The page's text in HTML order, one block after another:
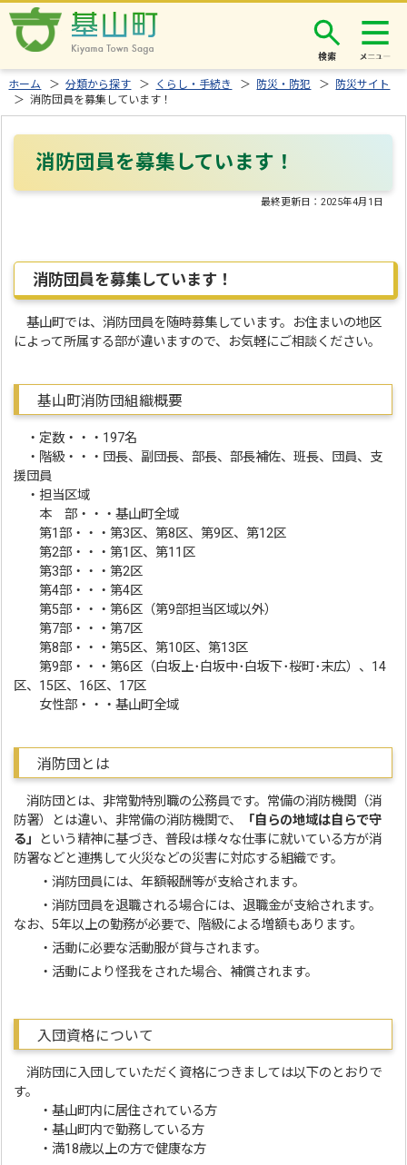
検索
ホーム ＞分類から探す ＞ くらし・手続き ＞ 防災・防犯 ＞
防災サイト
＞ 消防団員を募集しています！
消防団員を募集しています！
最終更新日：2025年4月1日
消防団員を募集しています！
基山町では、消防団員を随時募集しています。お住まいの地区
によって所属する部が違いますので、お気軽にご相談ください。
基山町消防団組織概要
・定数・・・197名
・階級・・・団長、副団長、部長、部長補佐、班長、団員、支
援団員
・担当区域
本 部・・・基山町全域
第1部・・・第3区、第8区、第9区、第12区
第2部・・・第1区、第11区
第3部・・・第2区
第4部・・・第4区
第5部・・・第6区（第9部担当区域以外）
第7部・・・第7区
第8部・・・第5区、第10区、第13区
第9部・・・第6区（白坂上･白坂中･白坂下･桜町･末広）、14
区、15区、16区、17区
女性部・・・基山町全域
消防団とは
消防団とは、非常勤特別職の公務員です。常備の消防機関（消
防署）とは違い、非常備の消防機関で、
「自らの地域は自らで守
る」
という精神に基づき、普段は様々な仕事に就いている方が消
防署などと連携して火災などの災害に対応する組織です。
・消防団員には、年額報酬等が支給されます。
・消防団員を退職される場合には、退職金が支給されます。
なお、5年以上の勤務が必要で、階級による増額もあります。
・活動に必要な活動服が貸与されます。
・活動により怪我をされた場合、補償されます。
入団資格について
消防団に入団していただく資格につきましては以下のとおりで
す。
・基山町内に居住されている方
・基山町内で勤務している方
・満18歳以上の方で健康な方